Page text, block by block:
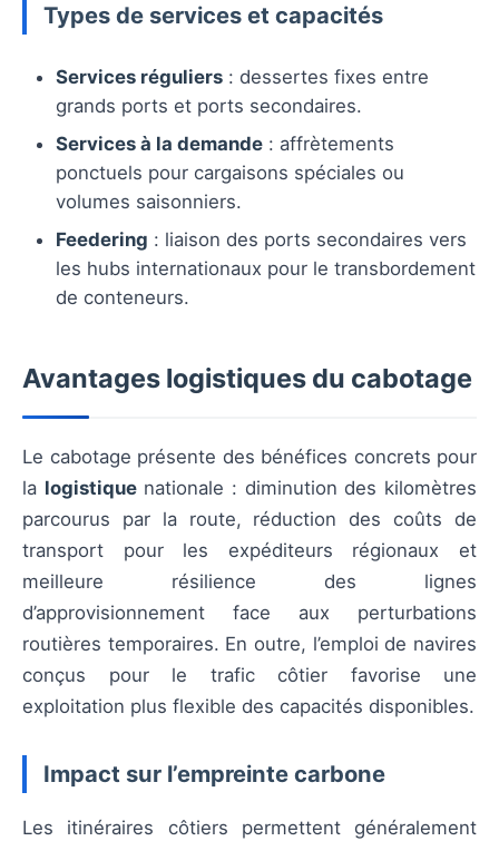
Types de services et capacités
Services réguliers : dessertes fixes entre
grands ports et ports secondaires.
Services à la demande : affrètements
ponctuels pour cargaisons spéciales ou
volumes saisonniers.
Feedering : liaison des ports secondaires vers
les hubs internationaux pour le transbordement
de conteneurs.
Avantages logistiques du cabotage
Le cabotage présente des bénéfices concrets pour
la logistiquenationale : diminution des kilomètres
parcourus par la route, réduction des coûts de
transport pour les expéditeurs régionaux et
meilleure résilience des lignes
d’approvisionnement face aux perturbations
routières temporaires. En outre, l’emploi de navires
conçus pour le trafic côtier favorise une
exploitation plus flexible des capacités disponibles.
Impact sur l’empreinte carbone
Les itinéraires côtiers permettent généralement